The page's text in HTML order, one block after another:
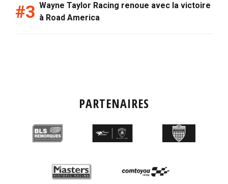
Wayne Taylor Racing renoue avec la victoire
à Road America
PARTENAIRES